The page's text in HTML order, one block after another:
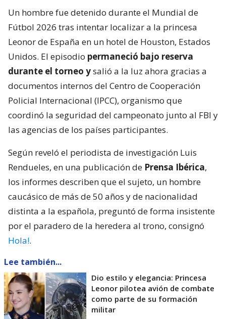
Un hombre fue detenido durante el Mundial de
Fútbol 2026 tras intentar localizar a la princesa
Leonor de España en un hotel de Houston, Estados
Unidos. El episodio permaneció bajo reserva
durante el torneo ysalió a la luz ahora gracias a
documentos internos del Centro de Cooperación
Policial Internacional (IPCC), organismo que
coordinó la seguridad del campeonato junto al FBI y
las agencias de los países participantes.
Según reveló el periodista de investigación Luis
Rendueles, en una publicación de Prensa Ibérica,
los informes describen que el sujeto, un hombre
caucásico de más de 50 años y de nacionalidad
distinta a la española, preguntó de forma insistente
por el paradero de la heredera al trono, consignó
Hola!.
Lee también...
Dio estilo y elegancia: Princesa
Leonor pilotea avión de combate
como parte de su formación
militar